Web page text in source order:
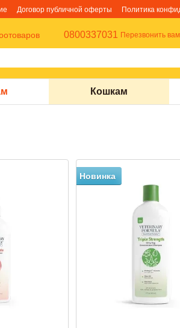
Договор публичной оферты Политика
0800337031 Перезвонить
Кошкам
Новинка